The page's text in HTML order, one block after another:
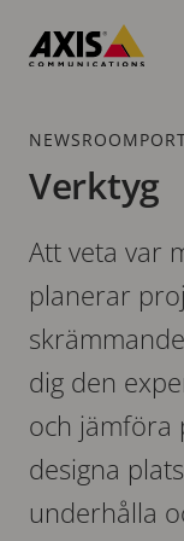
huvudinnehållet
Länkstig
Verktyg
Att veta var
planerar
dig den
och jämföra
designa
underhålla